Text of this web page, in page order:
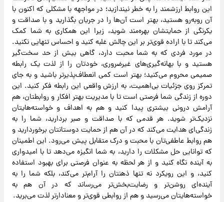
این روابط ارزشمند را به خطر نیندازید؛ در مواجهه با مشکلی که اکنون با
آن روبه‌رو هستید، بهتر است آن‌ها را در جریان بگذارید و با صداقت و
یکرنگی از حمایتشان بهره‌مند شوید، زیرا این همکاری به شما کمک
می‌کند تا با اراده قوی‌تر بر این چالش غلبه کنید و احساس تنهایی نکنید.
در مورد فردی که به شما محبت دارد، گاهی بیش از حد سخت‌گیر
هستید و با بهانه‌گیری‌های غیرضروری، خودتان را از لذت یک رابطه
صمیمی محروم می‌کنید؛ بهتر است کمی انعطاف‌پذیرتر باشید و به جای
تمرکز روی جزئیات بی‌اهمیت، به ارزش واقعی این رابطه فکر کنید. این
دوره از زندگی شما فرصتی است تا با مدیریت بهتر افکار و روابطتان، هم
آرامش درونی بیشتری پیدا کنید و هم به اهداف و خواسته‌هایتان
نزدیک‌تر شوید. هر قدمی که با صداقت و صبر بردارید، شما را به
زندگی‌ای هدایت می‌کند که در آن هم از حمایت دوستانتان برخوردارید و
هم روابط عاطفی‌تان با محبت و درک متقابل پیش می‌رود. این اطمینان
که توانایی حل مشکلات را دارید، به شما انگیزه می‌دهد تا با امیدواری
به آینده نگاه کنید و از هر لحظه به عنوان فرصتی برای بهبود استفاده
کنید، و این رویکرد نه تنها ذهنتان را آرام‌تر می‌کند، بلکه شما را به
آینده‌ای روشن‌تر و رضایت‌بخش‌تر می‌رساند که در آن هم به
خواسته‌هایتان می‌رسید و هم از روابطی قوی‌تر و معنادارتر لذت می‌برید.